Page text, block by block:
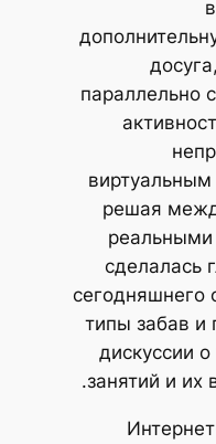
параллельно
решая
реальными
сделалась
сегодняшнего
типы забав и
дискуссии
занятий и их